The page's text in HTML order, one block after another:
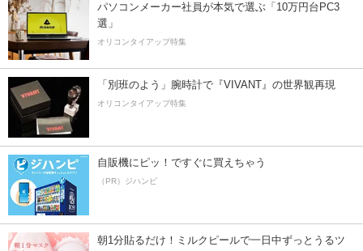
パソコンメーカー社員が本気で選ぶ「10万円台PC3
選」
オリコンタイアップ特集
「別班のよう」腕時計で『VIVANT』の世界観再現
オリコンタイアップ特集
自販機にピッ！ですぐに買えちゃう
（PR）ジハンピ
朝1分貼るだけ！ミルクピールで一日中ずっとうるツ